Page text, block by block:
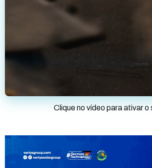
Clique no vídeo para ativar o